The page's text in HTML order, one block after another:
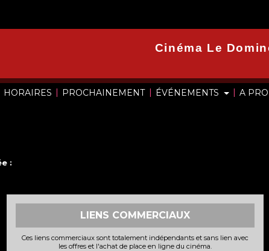
HORAIRES | PROCHAINEMENT | ÉVÉNEMENTS | A
Cinéma Le
:
LIENS COMMERCIAUX
Ces liens commerciaux sont totalement indépendants et sans lien avec
les offres et l'achat de place en ligne du cinéma.